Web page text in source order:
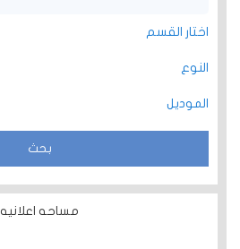
اختار القسم
النوع
الموديل
مساحه اعلانيه